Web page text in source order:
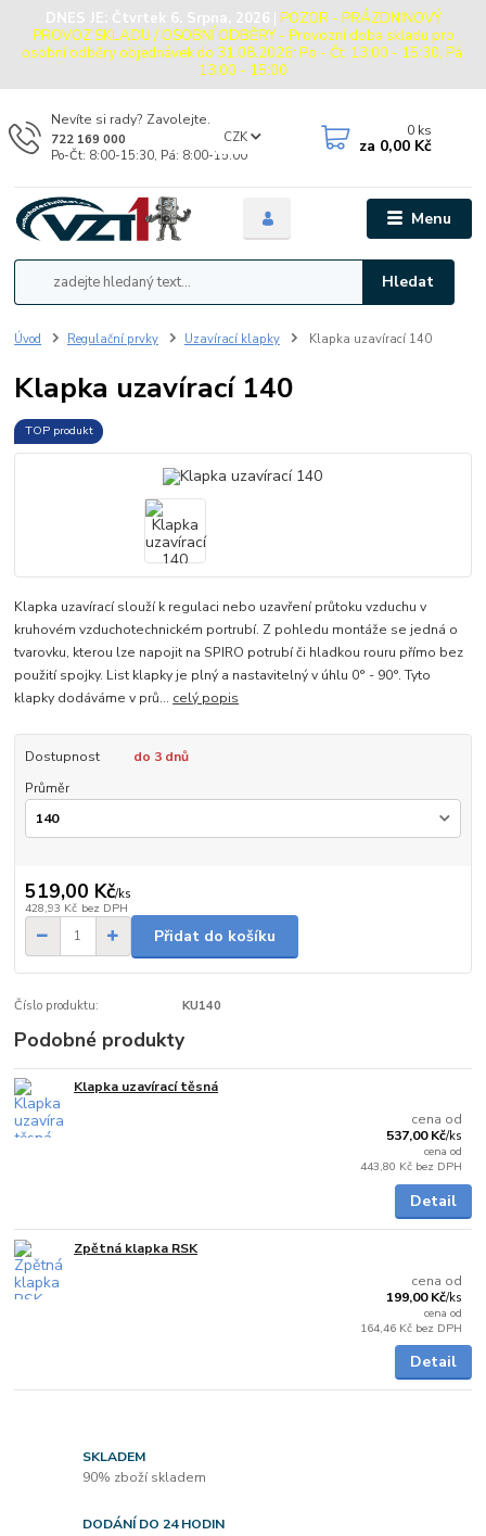
DNES JE: Čtvrtek 6. Srpna, 2026 | POZOR - PRÁZDNINOVÝ
PROVOZ SKLADU / OSOBNÍ ODBĚRY - Provozní doba skladu pro
osobní odběry objednávek do 31.08.2026: Po - Čt: 13:00 - 15:30, Pá:
13:00 - 15:00
Menu
CZK
Hledat
Nevíte si rady? Zavolejte.
722 169 000
Po-Čt: 8:00-15:30, Pá: 8:00-15:00
0 ks
za 0,00 Kč
Úvod Regulační prvky Uzavírací klapky Klapka uzavírací 140
Klapka uzavírací 140
TOP produkt
Klapka uzavírací slouží k regulaci nebo uzavření průtoku vzduchu v
kruhovém vzduchotechnickém portrubí. Z pohledu montáže se jedná o
tvarovku, kterou lze napojit na SPIRO potrubí či hladkou rouru přímo bez
použití spojky. List klapky je plný a nastavitelný v úhlu 0° - 90°. Tyto
klapky dodáváme v prů... celý popis
Dostupnost
do 3 dnů
Průměr
519,00 Kč/ks
428,93 Kč bez DPH
Přidat do košíku
Číslo produktu: KU140
Podobné produkty
Klapka uzavírací těsná
cena od
537,00 Kč/ks
cena od
443,80 Kč bez DPH
Detail
Zpětná klapka RSK
cena od
199,00 Kč/ks
cena od
164,46 Kč bez DPH
Detail
SKLADEM
90% zboží skladem
DODÁNÍ DO 24 HODIN